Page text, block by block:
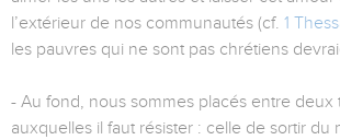
l’extérieur de nos communautés (cf. 1
les pauvres qui ne sont pas chrétiens
- Au fond, nous sommes placés entre deux
auxquelles il faut résister : celle de sortir du